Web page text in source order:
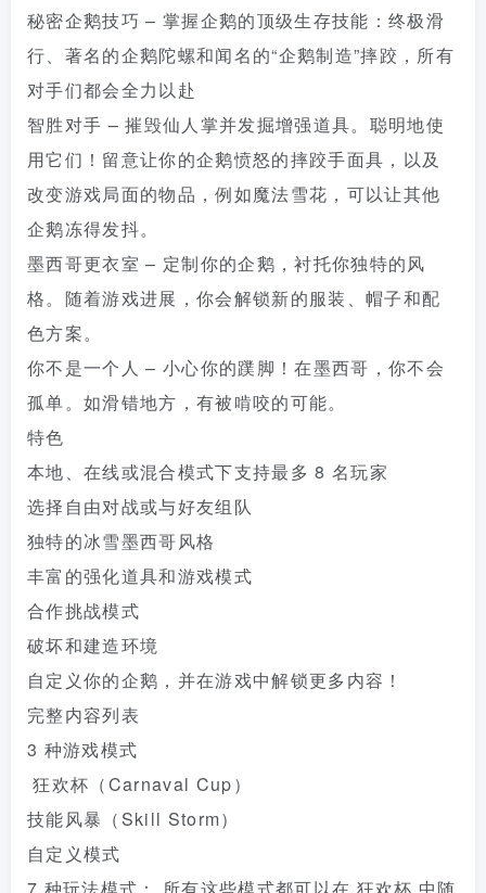
秘密企鹅技巧 – 掌握企鹅的顶级生存技能：终极滑
行、著名的企鹅陀螺和闻名的“企鹅制造”摔跤，所有
对手们都会全力以赴
智胜对手 – 摧毁仙人掌并发掘增强道具。聪明地使
用它们！留意让你的企鹅愤怒的摔跤手面具，以及
改变游戏局面的物品，例如魔法雪花，可以让其他
企鹅冻得发抖。
墨西哥更衣室 – 定制你的企鹅，衬托你独特的风
格。随着游戏进展，你会解锁新的服装、帽子和配
色方案。
你不是一个人 – 小心你的蹼脚！在墨西哥，你不会
孤单。如滑错地方，有被啃咬的可能。
特色
本地、在线或混合模式下支持最多 8 名玩家
选择自由对战或与好友组队
独特的冰雪墨西哥风格
丰富的强化道具和游戏模式
合作挑战模式
破坏和建造环境
自定义你的企鹅，并在游戏中解锁更多内容！
完整内容列表
3 种游戏模式
狂欢杯（Carnaval Cup）
技能风暴（Skill Storm）
自定义模式